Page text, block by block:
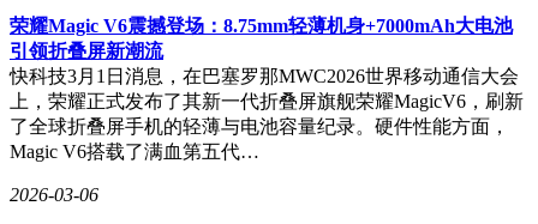
荣耀Magic V6震撼登场：8.75mm轻薄机身+7000mAh大电池
引领折叠屏新潮流
快科技3月1日消息，在巴塞罗那MWC2026世界移动通信大会
上，荣耀正式发布了其新一代折叠屏旗舰荣耀MagicV6，刷新
了全球折叠屏手机的轻薄与电池容量纪录。硬件性能方面，
Magic V6搭载了满血第五代…
2026-03-06